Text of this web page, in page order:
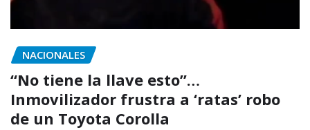
NACIONALES
“No tiene la llave esto”…
Inmovilizador frustra a ‘ratas’ robo
de un Toyota Corolla